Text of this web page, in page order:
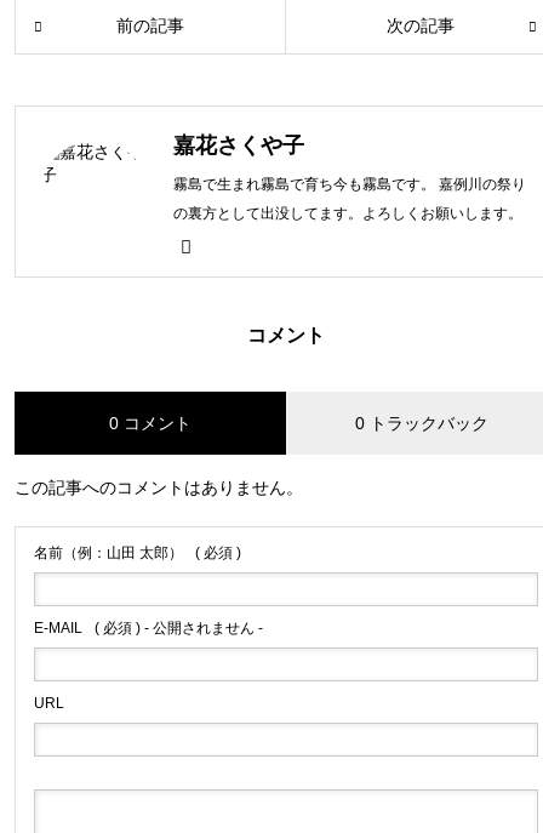
前の記事 次の記事
嘉花さくや子
霧島で生まれ霧島で育ち今も霧島です。 嘉例川の祭り
の裏方として出没してます。よろしくお願いします。
コメント
0 コメント 0 トラックバック
この記事へのコメントはありません。
名前（例：山田 太郎） ( 必須 )
E-MAIL ( 必須 ) - 公開されません -
URL